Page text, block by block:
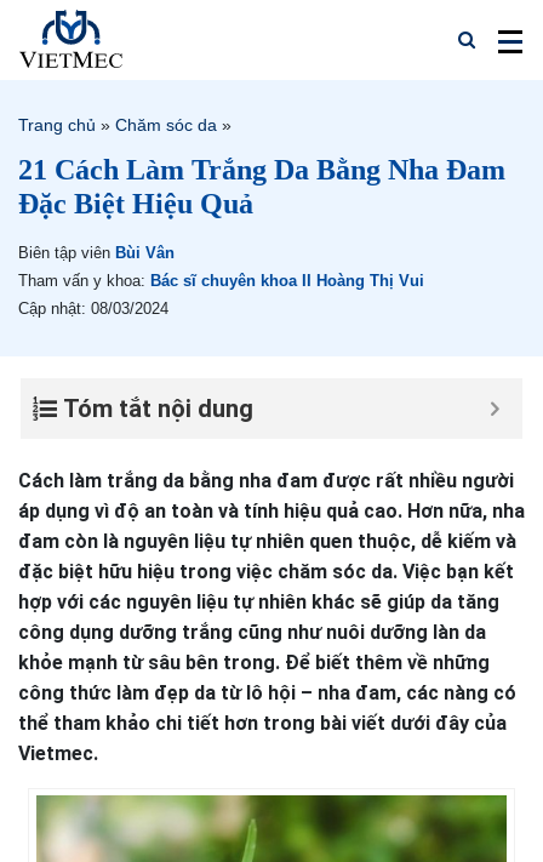
Trang chủ » Chăm sóc da »
21 Cách Làm Trắng Da Bằng Nha Đam
Đặc Biệt Hiệu Quả
Biên tập viên Bùi Vân
Tham vấn y khoa: Bác sĩ chuyên khoa II Hoàng Thị Vui
Cập nhật: 08/03/2024
Tóm tắt nội dung
Cách làm trắng da bằng nha đam được rất nhiều người
áp dụng vì độ an toàn và tính hiệu quả cao. Hơn nữa, nha
đam còn là nguyên liệu tự nhiên quen thuộc, dễ kiếm và
đặc biệt hữu hiệu trong việc chăm sóc da. Việc bạn kết
hợp với các nguyên liệu tự nhiên khác sẽ giúp da tăng
công dụng dưỡng trắng cũng như nuôi dưỡng làn da
khỏe mạnh từ sâu bên trong. Để biết thêm về những
công thức làm đẹp da từ lô hội – nha đam, các nàng có
thể tham khảo chi tiết hơn trong bài viết dưới đây của
Vietmec.